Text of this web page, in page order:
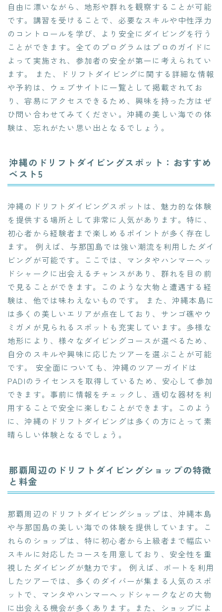
自由に漂いながら、地形や群れを観察することが可能
です。講習を受けることで、必要なスキルや中性浮力
のコントロールを学び、より安全にダイビングを行う
ことができます。全てのプログラムはプロのガイドに
よって実施され、参加者の安全が第一に考えられてい
ます。 また、ドリフトダイビングに関する詳細な情報
や予約は、ウェブサイトに一覧として掲載されてお
り、容易にアクセスできるため、興味を持った方はぜ
ひ問い合わせてみてください。沖縄の美しい海での体
験は、忘れがたい思い出となるでしょう。
沖縄のドリフトダイビングスポット：おすすめ
ベスト5
沖縄のドリフトダイビングスポットは、魅力的な体験
を提供する場所として非常に人気があります。特に、
初心者から経験者まで楽しめるポイントが多く存在し
ます。 例えば、与那国島では強い潮流を利用したダイ
ビングが可能です。ここでは、マンタやハンマーヘッ
ドシャークに出会えるチャンスがあり、群れを目の前
で見ることができます。このような大物と遭遇する経
験は、他では味わえないものです。 また、沖縄本島に
は多くの美しいエリアが点在しており、サンゴ礁やウ
ミガメが見られるスポットも充実しています。多様な
地形により、様々なダイビングコースが選べるため、
自分のスキルや興味に応じたツアーを選ぶことが可能
です。 安全面についても、沖縄のツアーガイドは
PADIのライセンスを取得しているため、安心して参加
できます。事前に情報をチェックし、適切な器材を利
用することで安全に楽しむことができます。このよう
に、沖縄のドリフトダイビングは多くの方にとって素
晴らしい体験となるでしょう。
那覇周辺のドリフトダイビングショップの特徴
と料金
那覇周辺のドリフトダイビングショップは、沖縄本島
や与那国島の美しい海での体験を提供しています。こ
れらのショップは、特に初心者から上級者まで幅広い
スキルに対応したコースを用意しており、安全性を重
視したダイビングが魅力です。 例えば、ボートを利用
したツアーでは、多くのダイバーが集まる人気のスポ
ットで、マンタやハンマーヘッドシャークなどの大物
に出会える機会が多くあります。また、ショップによ